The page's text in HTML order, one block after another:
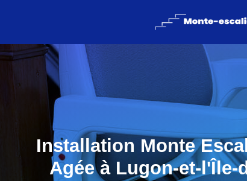
Installation Monte
Agée à Lugon-et-l'Île-